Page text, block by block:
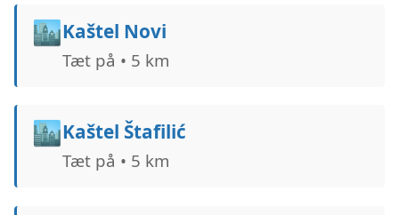
🏙️Kaštel Novi
Tæt på • 5 km
🏙️Kaštel Štafilić
Tæt på • 5 km